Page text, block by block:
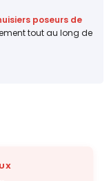
poseurs de
tout au long de